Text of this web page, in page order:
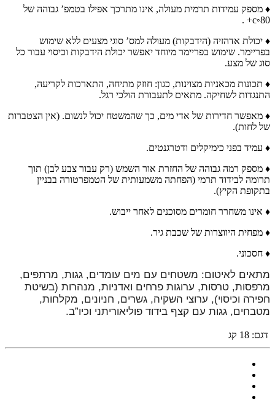
♦ מספק עמידות תרמית מעולה, אינו מתרכך אפילו בטמפ’ גבוהה של
80◦c+ .
♦ יכולת אדהזיה (הידבקות) מעולה למס’ סוגי מצעים ללא שימוש
בפריימר. שימוש בפריימר מיוחד יאפשר יכולת הידבקות וכיסוי עבור כל
סוג של מצע.
♦ תכונות מכאניות מצוינות, כגון: חוזק מתיחה, התארכות לקריעה,
התנגדות לשחיקה. מתאים לתעבורת הולכי רגל.
♦ מאפשר חדירות של אדי מים, כך שהמשטח יכול לנשום. (אין הצטברות
של לחות).
♦ עמיד בפני כימיקלים ודטרגנטים.
♦ מספק רמה גבוהה של החזרת אור השמש (רק עבור צבע לבן) תוך
תרומה לבידוד תרמי (הפחתה משמעותית של הטמפרטורה בבניין
בתקופת הקיץ).
♦ אינו משחרר חומרים מסוכנים לאחר ייבוש.
♦ מפחית היווצרות של שכבת גיר.
♦ חסכוני.
מתאים לאיטום: משטחים עם מים עומדים, גגות, מרתפים,
מרפסות, טרסות, ערוגות פרחים ואדניות, מנהרות (בשיטת
חפירה וכיסוי), ערוצי השקיה, גשרים, חניונים, מקלחות,
מטבחים, גגות עם קצף בידוד פוליאוריתני וכיו”ב.
דגם: 18 קג